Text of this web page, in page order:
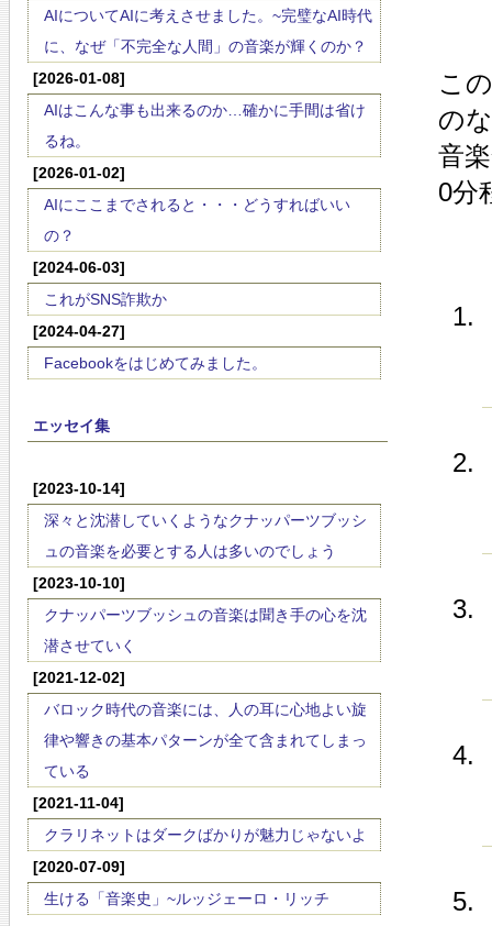
AIについてAIに考えさせました。~完璧なAI時代
に、なぜ「不完全な人間」の音楽が輝くのか？
[2026-01-08]
AIはこんな事も出来るのか…確かに手間は省け
るね。
[2026-01-02]
AIにここまでされると・・・どうすればいい
の？
[2024-06-03]
これがSNS詐欺か
[2024-04-27]
Facebookをはじめてみました。
エッセイ集
[2023-10-14]
深々と沈潜していくようなクナッパーツブッシ
ュの音楽を必要とする人は多いのでしょう
[2023-10-10]
クナッパーツブッシュの音楽は聞き手の心を沈
潜させていく
[2021-12-02]
バロック時代の音楽には、人の耳に心地よい旋
律や響きの基本パターンが全て含まれてしまっ
ている
[2021-11-04]
クラリネットはダークばかりが魅力じゃないよ
[2020-07-09]
生ける「音楽史」~ルッジェーロ・リッチ
こ
の
音
0分